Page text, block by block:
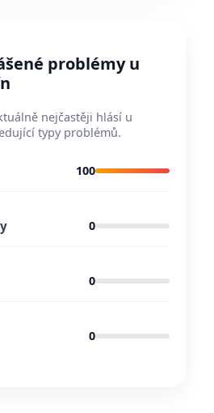
problémy u
nejčastěji hlásí u
typy problémů.
100
0
0
0